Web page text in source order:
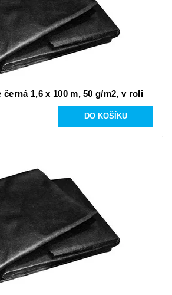
1,6 x 100 m, 50 g/m2, v roli